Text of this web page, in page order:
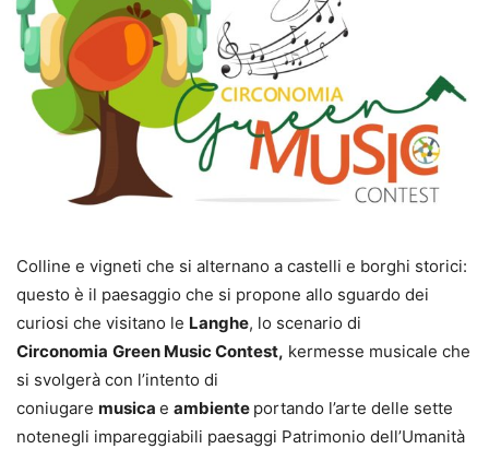
Colline e vigneti che si alternano a castelli e borghi storici:
questo è il paesaggio che si propone allo sguardo dei
curiosi che visitano le Langhe, lo scenario di
Circonomia Green Music Contest, kermesse musicale che
si svolgerà con l’intento di
coniugare musica e ambiente portando l’arte delle sette
notenegli impareggiabili paesaggi Patrimonio dell’Umanità